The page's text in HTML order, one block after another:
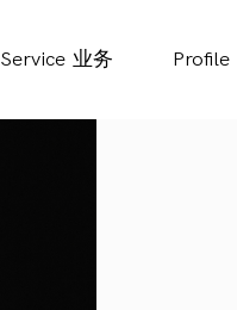
Service 业务 Profile